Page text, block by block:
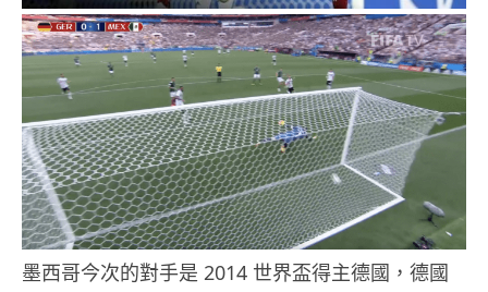
墨西哥今次的對手是 2014 世界盃得主德國，德國